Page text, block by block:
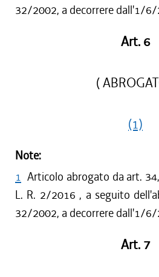
32/2002, a decorrere dall'1/
Art. 6
(
(1)
Note:
1 Articolo abrogato da art.
L. R. 2/2016 , a seguito
32/2002, a decorrere dall'1/
Art. 7